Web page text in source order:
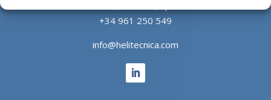
+34 961 250 549
info@helitecnica.com